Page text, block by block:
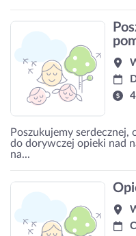
Poszukujemy
do dorywczej opieki nad
na...